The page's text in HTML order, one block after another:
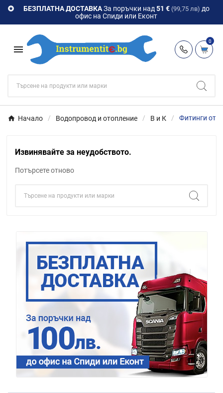
 БЕЗПЛАТНА ДОСТАВКАЗа поръчки над 51 € (99,75 лв) до
офис на Спиди или Еконт

0
Начало Водопровод и отопление В и К Фитинги от
Извинявайте за неудобството.
Потърсете отново